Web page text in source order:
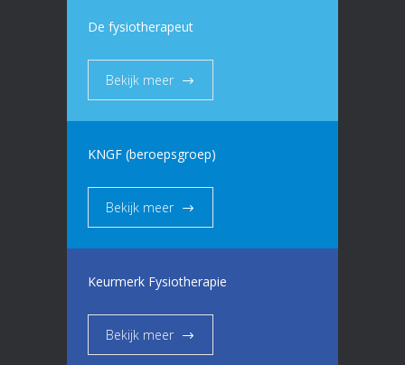
De fysiotherapeut
Bekijk meer
KNGF (beroepsgroep)
Bekijk meer
Keurmerk Fysiotherapie
Bekijk meer